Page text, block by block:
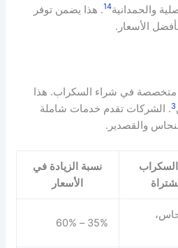
والحمدانية14. هذا يضمن توفر
الأسعار.
في شراء السكراب. هذا
3. الشركات تقدم خدمات شاملة
والقصدير.
السكراب
نسبة الزيادة في
الأسعار
35% – 60%